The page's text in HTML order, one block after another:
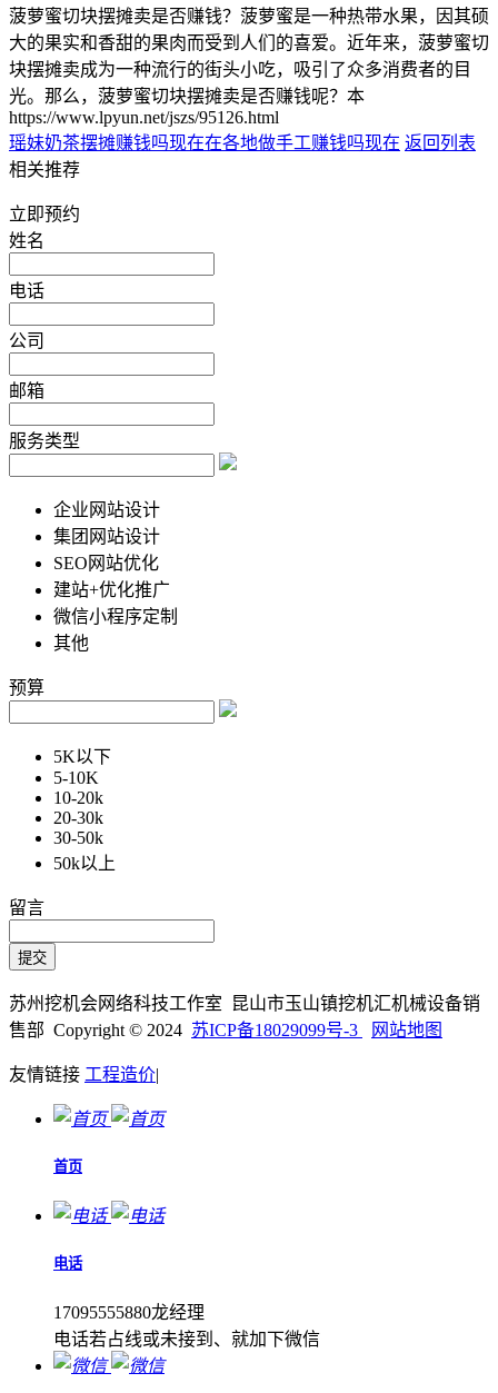
菠萝蜜切块摆摊卖是否赚钱？菠萝蜜是一种热带水果，因其硕
大的果实和香甜的果肉而受到人们的喜爱。近年来，菠萝蜜切
块摆摊卖成为一种流行的街头小吃，吸引了众多消费者的目
光。那么，菠萝蜜切块摆摊卖是否赚钱呢？本
https://www.lpyun.net/jszs/95126.html
瑶妹奶茶摆摊赚钱吗现在在各地做手工赚钱吗现在 返回列表
相关推荐
立即预约
姓名
电话
公司
邮箱
服务类型
企业网站设计
集团网站设计
SEO网站优化
建站+优化推广
微信小程序定制
其他
预算
5K以下
5-10K
10-20k
20-30k
30-50k
50k以上
留言
苏州挖机会网络科技工作室 昆山市玉山镇挖机汇机械设备销
售部 Copyright © 2024 苏ICP备18029099号-3 网站地图
友情链接 工程造价|
首页
电话
17095555880龙经理
电话若占线或未接到、就加下微信